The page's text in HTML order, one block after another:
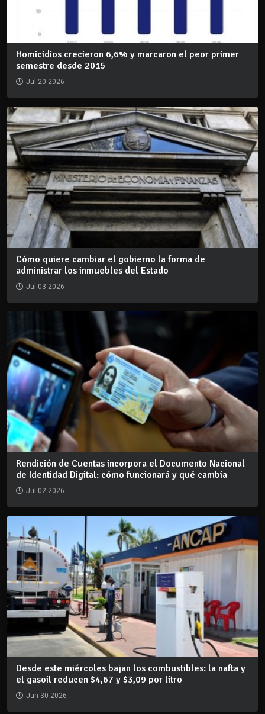
Homicidios crecieron 6,6% y marcaron el peor primer
semestre desde 2015
Jul 20 2026
Cómo quiere cambiar el gobierno la forma de
administrar los inmuebles del Estado
Jul 03 2026
Rendición de Cuentas incorpora el Documento Nacional
de Identidad Digital: cómo funcionará y qué cambia
Jul 02 2026
Desde este miércoles bajan los combustibles: la nafta y
el gasoil reducen $4,67 y $3,09 por litro
Jun 30 2026